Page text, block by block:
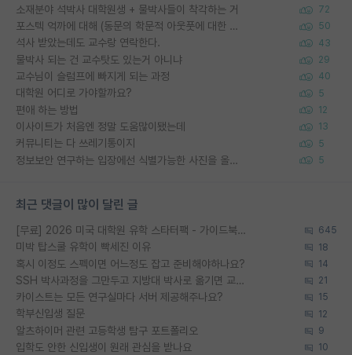
소재분야 석박사 대학원생 + 물박사들이 착각하는 거 72
포스텍 억까에 대해 (동문의 학문적 아웃풋에 대한 반박) 50
석사 받았는데도 교수랑 연락한다. 43
물박사 되는 건 교수탓도 있는거 아니냐 29
교수님이 슬럼프에 빠지게 되는 과정 40
대학원 어디로 가야할까요? 5
편애 하는 방법 12
이사이트가 처음엔 정말 도움많이됐는데 13
커뮤니티는 다 쓰레기통이지 5
정보보안 연구하는 입장에선 식별가능한 사진을 올리는건 비추이긴함 5
최근 댓글이 많이 달린 글
[무료] 2026 미국 대학원 유학 스타터팩 - 가이드북 & 합격자 컨택메일 템플릿 645
미박 탑스쿨 유학이 빡세진 이유 18
혹시 이정도 스펙이면 어느정도 잡고 준비해야하나요? 14
SSH 박사과정을 그만두고 지방대 박사로 옮기면 교수의 꿈은 끝일까요? 21
카이스트는 모든 연구실마다 서버 제공해주나요? 15
학부신입생 질문 12
알츠하이머 관련 고등학생 탐구 포트폴리오 9
입학도 안한 신입생이 원래 관심을 받나요 10